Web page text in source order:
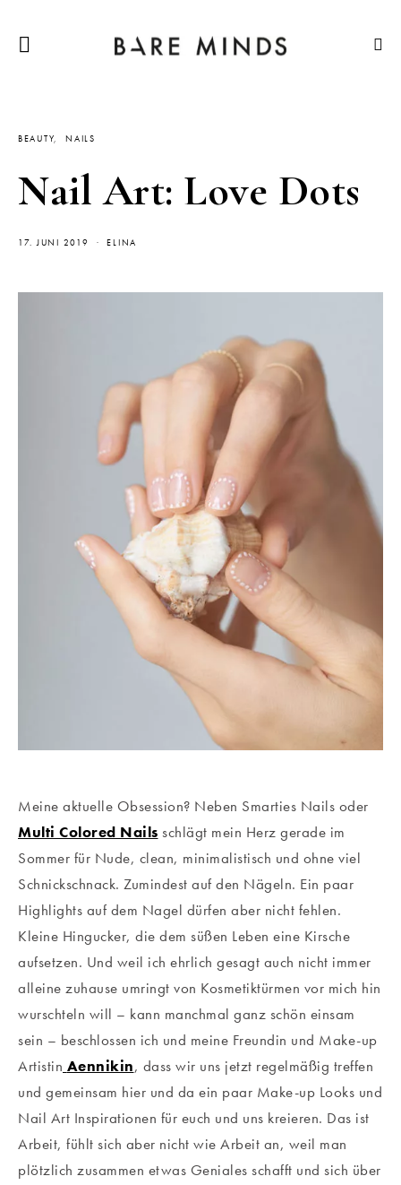
BEAUTY NAILS
Nail Art: Love Dots
17. JUNI 2019 ELINA
Meine aktuelle Obsession? Neben Smarties Nails oder
Multi Colored Nails schlägt mein Herz gerade im
Sommer für Nude, clean, minimalistisch und ohne viel
Schnickschnack. Zumindest auf den Nägeln. Ein paar
Highlights auf dem Nagel dürfen aber nicht fehlen.
Kleine Hingucker, die dem süßen Leben eine Kirsche
aufsetzen. Und weil ich ehrlich gesagt auch nicht immer
alleine zuhause umringt von Kosmetiktürmen vor mich hin
wurschteln will – kann manchmal ganz schön einsam
sein – beschlossen ich und meine Freundin und Make-up
Artistin Aennikin, dass wir uns jetzt regelmäßig treffen
und gemeinsam hier und da ein paar Make-up Looks und
Nail Art Inspirationen für euch und uns kreieren. Das ist
Arbeit, fühlt sich aber nicht wie Arbeit an, weil man
plötzlich zusammen etwas Geniales schafft und sich über